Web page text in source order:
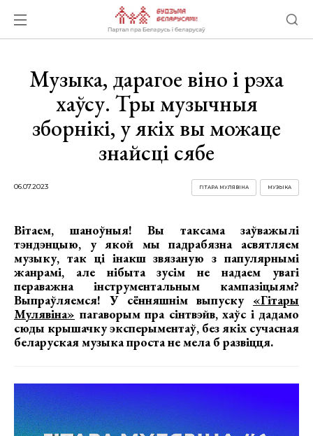
Музыка, дарагое віно і рэха
хаўсу. Тры музычныя
зборнікі, у якіх вы можаце
знайсці сябе
06.07.2023 МУЗЫКА
ГІТАРА МУЛЯВІНА
Вітаем, шаноўныя! Вы таксама заўважылі
тэндэнцыю, у якой мы падрабязна асвятляем
музыку, так ці інакш звязаную з папулярнымі
жанрамі, але нібыта зусім не надаем увагі
пераважна інструментальным кампазіцыям?
Выпраўляемся! У сённяшнім выпуску «Гітары
Мулявіна» пагаворым пра сінтвэйв, хаўс і дадамо
сюды крышачку эксперыментаў, без якіх сучасная
беларуская музыка проста не мела б развіцця.